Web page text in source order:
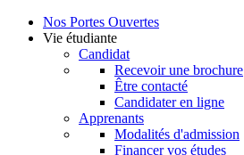
Nos Portes Ouvertes
Vie étudiante
Candidat
Recevoir une brochure
Être contacté
Candidater en ligne
Apprenants
Modalités d'admission
Financer vos études